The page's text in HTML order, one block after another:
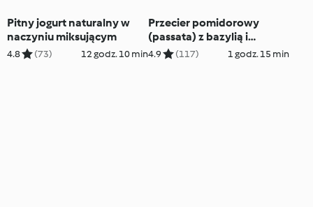
Pitny jogurt naturalny w
naczyniu miksującym
4.8 (73) 12 godz. 10 min
Przecier pomidorowy
(passata) z bazylią i
czosnkiem
4.9 (117) 1 godz. 15 min